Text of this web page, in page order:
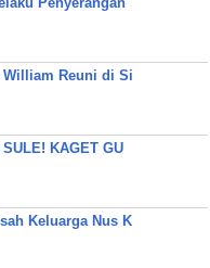
William Reuni di Si
KAGET GU
Keluarga Nus K